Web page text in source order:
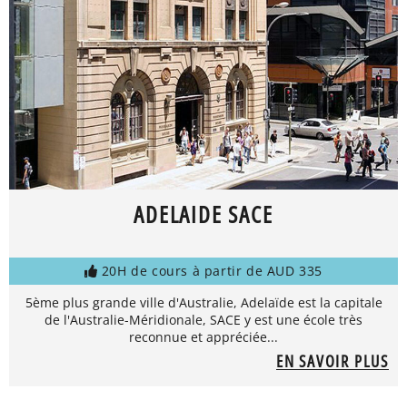
ADELAIDE SACE
20H de cours à partir de AUD 335
5ème plus grande ville d'Australie, Adelaïde est la capitale
de l'Australie-Méridionale, SACE y est une école très
reconnue et appréciée...
EN SAVOIR PLUS